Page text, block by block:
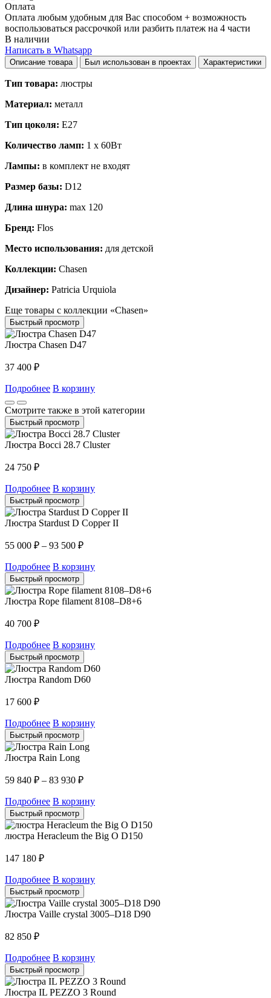
Оплата
Оплата любым удобным для Вас способом + возможность
воспользоваться рассрочкой или разбить платеж на 4 части
В наличии
Написать в Whatsapp
Описание товара Был использован в проектах Характеристики
Тип товара: люстры
Материал: металл
Тип цоколя: E27
Количество ламп: 1 x 60Вт
Лампы: в комплект не входят
Размер базы: D12
Длина шнура: max 120
Бренд: Flos
Место использования: для детской
Коллекции: Chasen
Дизайнер: Patricia Urquiola
Еще товары с коллекции «Chasen»
Быстрый просмотр
Люстра Chasen D47
37 400 ₽
Подробнее В корзину
Смотрите также в этой категории
Быстрый просмотр
Люстра Bocci 28.7 Cluster
24 750 ₽
Подробнее В корзину
Быстрый просмотр
Люстра Stardust D Copper II
55 000 ₽ – 93 500 ₽
Подробнее В корзину
Быстрый просмотр
Люстра Rope filament 8108–D8+6
40 700 ₽
Подробнее В корзину
Быстрый просмотр
Люстра Random D60
17 600 ₽
Подробнее В корзину
Быстрый просмотр
Люстра Rain Long
59 840 ₽ – 83 930 ₽
Подробнее В корзину
Быстрый просмотр
люстра Heracleum the Big O D150
147 180 ₽
Подробнее В корзину
Быстрый просмотр
Люстра Vaille crystal 3005–D18 D90
82 850 ₽
Подробнее В корзину
Быстрый просмотр
Люстра IL PEZZO 3 Round